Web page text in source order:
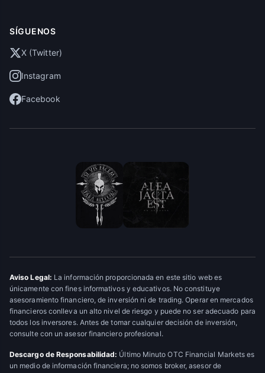
SÍGUENOS
X (Twitter)
Instagram
Facebook
Aviso Legal: La información proporcionada en este sitio web es
únicamente con fines informativos y educativos. No constituye
asesoramiento financiero, de inversión ni de trading. Operar en mercados
financieros conlleva un alto nivel de riesgo y puede no ser adecuado para
todos los inversores. Antes de tomar cualquier decisión de inversión,
consulte con un asesor financiero profesional.
Descargo de Responsabilidad: Último Minuto OTC Financial Markets es
un medio de información financiera; no somos broker, asesor de